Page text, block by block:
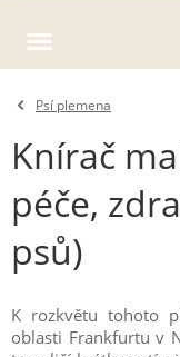
Psí plemena
Knírač
péče,
psů)
K rozkvětu tohoto
oblasti Frankfurtu v